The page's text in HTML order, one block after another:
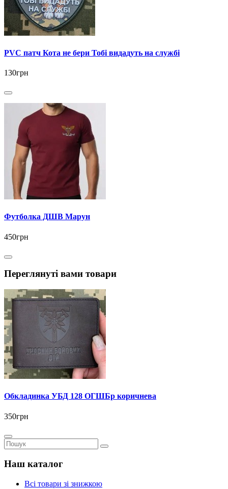
PVC патч Кота не бери Тобі видадуть на службі
130грн
Футболка ДШВ Марун
450грн
Переглянуті вами товари
Обкладинка УБД 128 ОГШБр коричнева
350грн
Наш каталог
Всі товари зі знижкою